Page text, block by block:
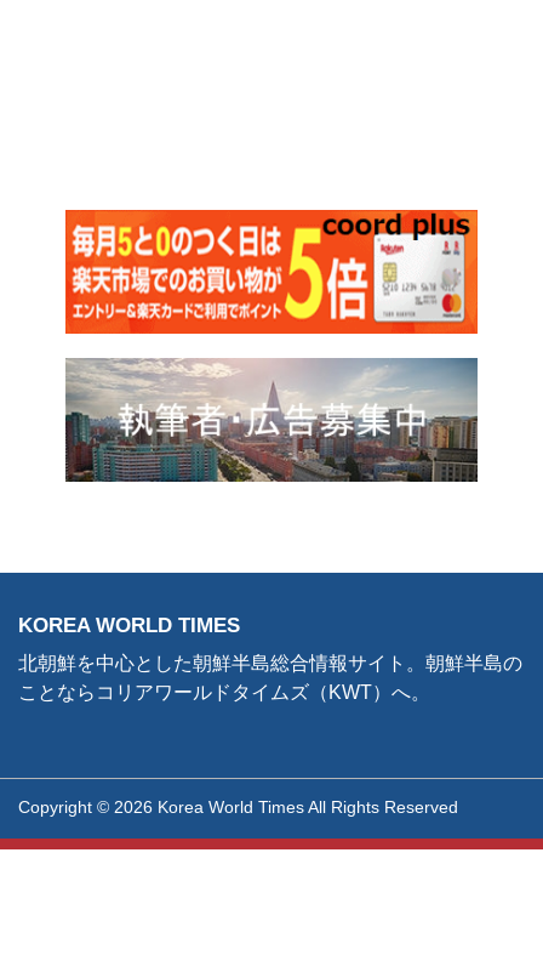
KOREA WORLD TIMES
北朝鮮を中心とした朝鮮半島総合情報サイト。朝鮮半島の
ことならコリアワールドタイムズ（KWT）へ。
Copyright © 2026 Korea World Times All Rights Reserved